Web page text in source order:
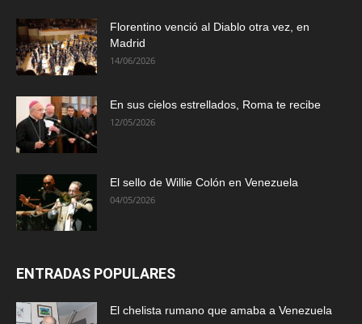
Florentino venció al Diablo otra vez, en
Madrid
14/06/2026
En sus cielos estrellados, Roma te recibe
12/05/2026
El sello de Willie Colón en Venezuela
04/05/2026
ENTRADAS POPULARES
El chelista rumano que amaba a Venezuela